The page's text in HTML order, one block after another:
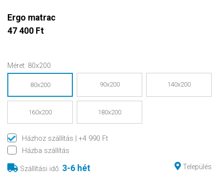
Ergo matrac
47 400 Ft
Méret: 80x200
80x200 90x200 140x200
160x200 180x200
Házhoz szállítás
| +4 990 Ft
Házba szállítás
Szállítási idő: 3-6 hét
Település